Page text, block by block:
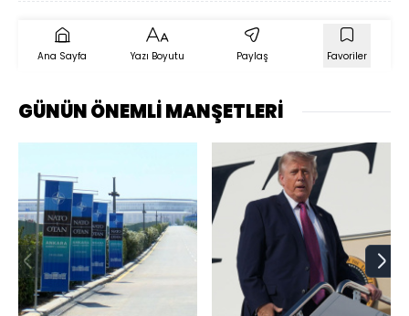
Ana Sayfa Yazı Boyutu Paylaş Favoriler
GÜNÜN ÖNEMLİ MANŞETLERİ